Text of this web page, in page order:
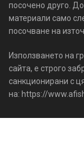
посочено друго.
материали само
посочване на
Използването на
сайта, е строго
санкционирани с
на: https://